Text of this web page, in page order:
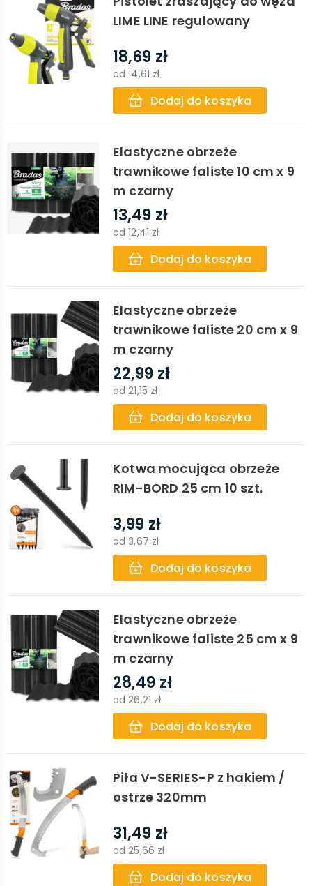
LIME LINE regulowany
18,69 zł
od14,61 zł
Dodaj do koszyka
Elastyczne obrzeże
trawnikowe faliste 10 cm x 9
m czarny
13,49 zł
od12,41 zł
Dodaj do koszyka
Elastyczne obrzeże
trawnikowe faliste 20 cm x 9
m czarny
22,99 zł
od21,15 zł
Dodaj do koszyka
Kotwa mocująca obrzeże
RIM-BORD 25 cm 10 szt.
3,99 zł
od3,67 zł
Dodaj do koszyka
Elastyczne obrzeże
trawnikowe faliste 25 cm x 9
m czarny
28,49 zł
od26,21 zł
Dodaj do koszyka
Piła V-SERIES-P z hakiem /
ostrze 320mm
31,49 zł
od25,66 zł
Dodaj do koszyka